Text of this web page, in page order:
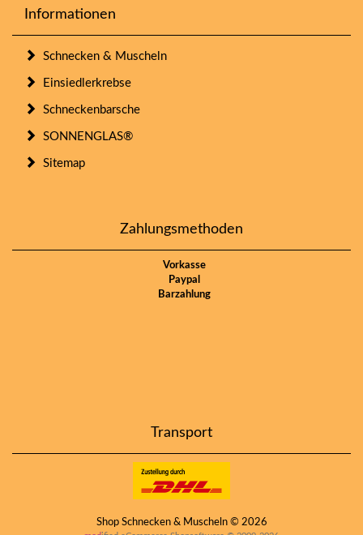
Informationen
Schnecken & Muscheln
Einsiedlerkrebse
Schneckenbarsche
SONNENGLAS®
Sitemap
Zahlungsmethoden
Vorkasse
Paypal
Barzahlung
Transport
Shop Schnecken & Muscheln © 2026